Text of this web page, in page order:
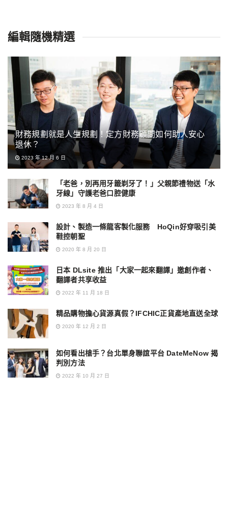
編輯隨機精選
財務規劃就是人生規劃！定方財務顧問如何助人安心
退休？
2023 年 12 月 6 日
「老爸，別再用牙籤剃牙了！」父親節禮物送「水
牙線」守護老爸口腔健康
2023 年 8 月 4 日
設計、製造一條龍客製化服務 HoQin好穿吸引美
鞋控朝聖
2020 年 8 月 20 日
日本 DLsite 推出「大家一起來翻譯」邀創作者、
翻譯者共享收益
2022 年 11 月 18 日
精品購物擔心貨源真假？IFCHIC正貨產地直送全球
2020 年 12 月 2 日
如何看出槍手？台北單身聯誼平台 DateMeNow 揭
判別方法
2022 年 10 月 27 日